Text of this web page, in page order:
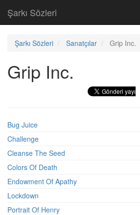
Şarkı Sözleri
Şarkı Sözleri Sanatçılar Grip Inc.
Grip Inc.
Bug Juice
Challenge
Cleanse The Seed
Colors Of Death
Endowment Of Apathy
Lockdown
Portrait Of Henry